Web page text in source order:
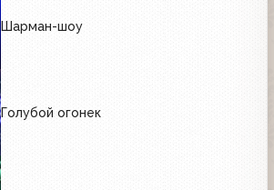
Шарман-шоу
Голубой огонек